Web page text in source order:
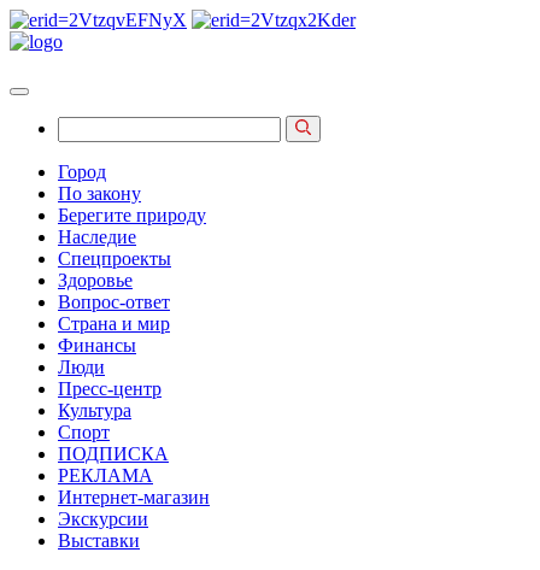
Город
По закону
Берегите природу
Наследие
Спецпроекты
Здоровье
Вопрос-ответ
Страна и мир
Финансы
Люди
Пресс-центр
Культура
Спорт
ПОДПИСКА
РЕКЛАМА
Интернет-магазин
Экскурсии
Выставки